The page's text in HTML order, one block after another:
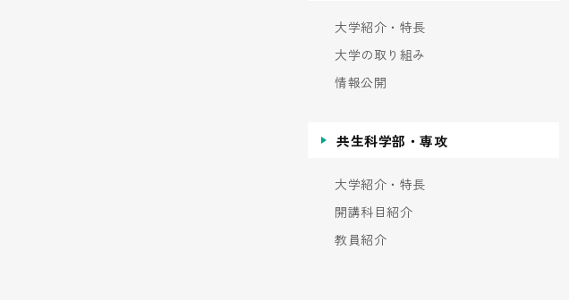
大学紹介・特長
大学の取り組み
情報公開
共生科学部・専攻
大学紹介・特長
開講科目紹介
教員紹介